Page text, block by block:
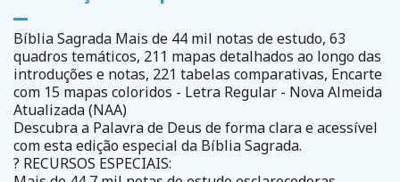
Bíblia Sagrada Mais de 44 mil notas de estudo, 63
quadros temáticos, 211 mapas detalhados ao longo das
introduções e notas, 221 tabelas comparativas, Encarte
com 15 mapas coloridos - Letra Regular - Nova Almeida
Atualizada (NAA)
Descubra a Palavra de Deus de forma clara e acessível
com esta edição especial da Bíblia Sagrada.
? RECURSOS ESPECIAIS: